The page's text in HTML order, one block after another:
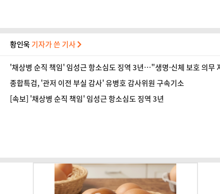
황인욱 기자가 쓴 기사
'채상병 순직 책임' 임성근 항소심도 징역 3년…"생명·신체 보호 의무
종합특검, '관저 이전 부실 감사' 유병호 감사위원 구속기소
[속보] '채상병 순직 책임' 임성근 항소심도 징역 3년